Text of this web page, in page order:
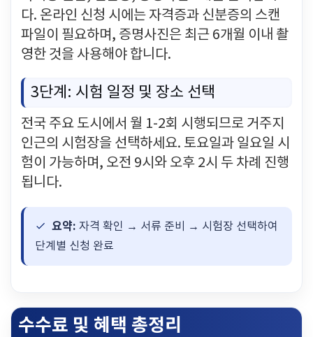
다. 온라인 신청 시에는 자격증과 신분증의 스캔
파일이 필요하며, 증명사진은 최근 6개월 이내 촬
영한 것을 사용해야 합니다.
3단계: 시험 일정 및 장소 선택
전국 주요 도시에서 월 1-2회 시행되므로 거주지
인근의 시험장을 선택하세요. 토요일과 일요일 시
험이 가능하며, 오전 9시와 오후 2시 두 차례 진행
됩니다.
요약: 자격 확인 → 서류 준비 → 시험장 선택하여
단계별 신청 완료
수수료 및 혜택 총정리